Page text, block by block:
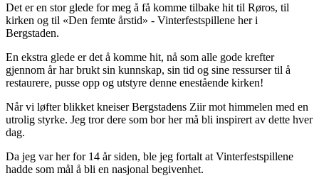
Det er en stor glede for meg å få komme tilbake hit til Røros, til
kirken og til «Den femte årstid» - Vinterfestspillene her i
Bergstaden.
En ekstra glede er det å komme hit, nå som alle gode krefter
gjennom år har brukt sin kunnskap, sin tid og sine ressurser til å
restaurere, pusse opp og utstyre denne enestående kirken!
Når vi løfter blikket kneiser Bergstadens Ziir mot himmelen med en
utrolig styrke. Jeg tror dere som bor her må bli inspirert av dette hver
dag.
Da jeg var her for 14 år siden, ble jeg fortalt at Vinterfestspillene
hadde som mål å bli en nasjonal begivenhet.